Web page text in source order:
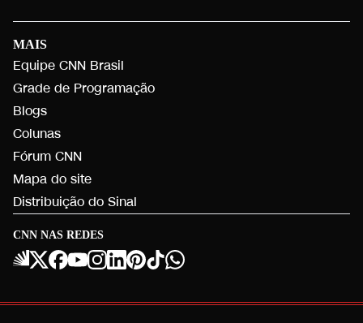
CNN NAS REDES
MAIS
Equipe CNN Brasil
Grade de Programação
Blogs
Colunas
Fórum CNN
Mapa do site
Distribuição do Sinal